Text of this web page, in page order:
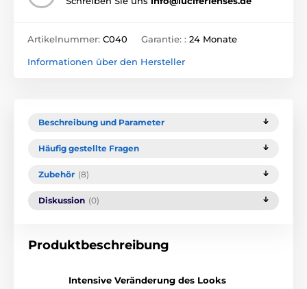
Artikelnummer: C040 Garantie: : 24 Monate
Informationen über den Hersteller
Beschreibung und Parameter
Häufig gestellte Fragen
Zubehör (8)
Diskussion (0)
Produktbeschreibung
Intensive Veränderung des Looks